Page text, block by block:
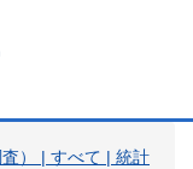
） | すべて | 統計